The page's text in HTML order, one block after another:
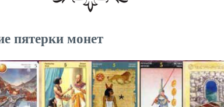
пятерки монет